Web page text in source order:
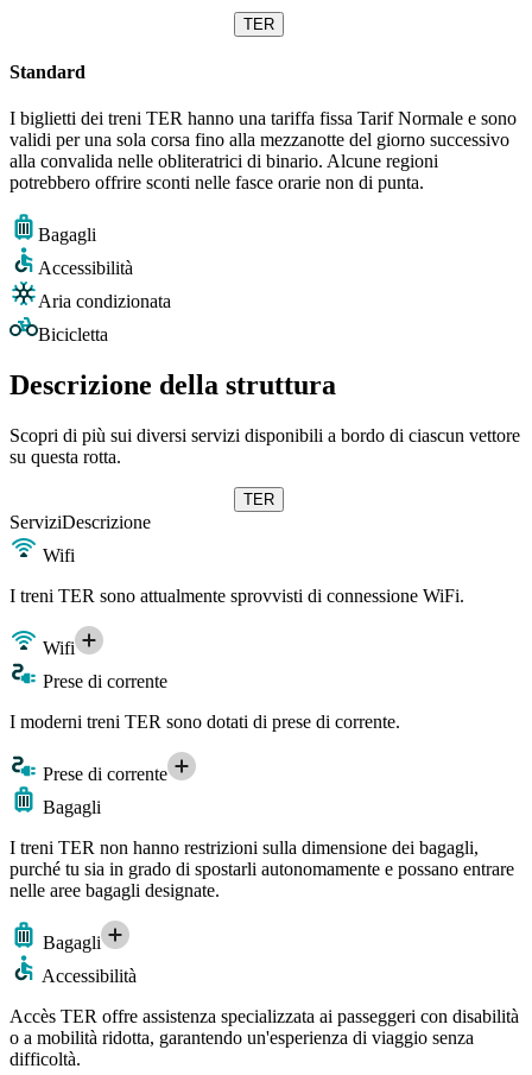
TER
Standard
I biglietti dei treni TER hanno una tariffa fissa Tarif Normale e sono
validi per una sola corsa fino alla mezzanotte del giorno successivo
alla convalida nelle obliteratrici di binario. Alcune regioni
potrebbero offrire sconti nelle fasce orarie non di punta.
Bagagli
Accessibilità
Aria condizionata
Bicicletta
Descrizione della struttura
Scopri di più sui diversi servizi disponibili a bordo di ciascun vettore
su questa rotta.
TER
ServiziDescrizione
Wifi
I treni TER sono attualmente sprovvisti di connessione WiFi.
Wifi
Prese di corrente
I moderni treni TER sono dotati di prese di corrente.
Prese di corrente
Bagagli
I treni TER non hanno restrizioni sulla dimensione dei bagagli,
purché tu sia in grado di spostarli autonomamente e possano entrare
nelle aree bagagli designate.
Bagagli
Accessibilità
Accès TER offre assistenza specializzata ai passeggeri con disabilità
o a mobilità ridotta, garantendo un'esperienza di viaggio senza
difficoltà.